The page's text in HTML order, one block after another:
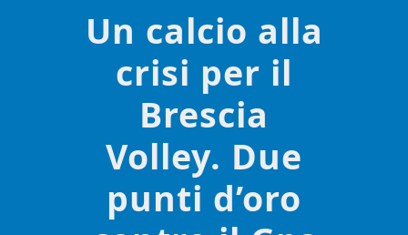
Un calcio alla
crisi per il
Brescia
Volley. Due
punti d’oro